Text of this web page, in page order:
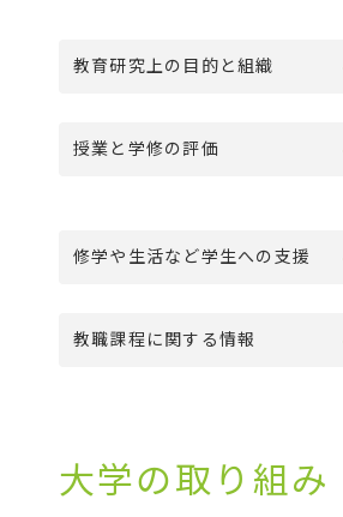
教育研究上の目的と組織
授業と学修の評価
修学や生活など学生への支援
教職課程に関する情報
大学の取り組み